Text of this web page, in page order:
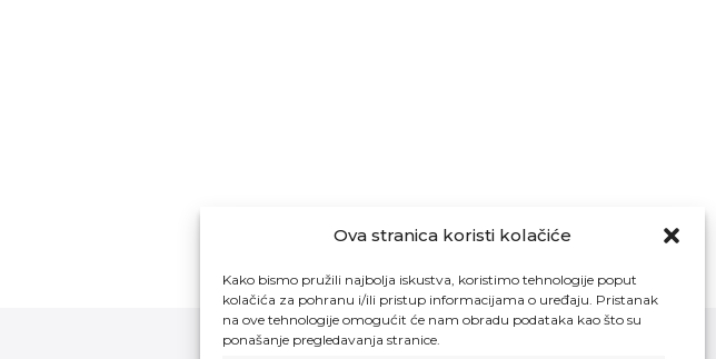
Ova stranica koristi kolačiće
Kako bismo pružili najbolja iskustva, koristimo tehnologije poput
kolačića za pohranu i/ili pristup informacijama o uređaju. Pristanak
na ove tehnologije omogućit će nam obradu podataka kao što su
ponašanje pregledavanja stranice.